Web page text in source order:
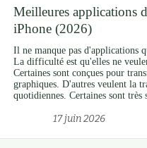
Meilleures applications
iPhone (2026)
Il ne manque pas d'applications
La difficulté est qu'elles ne
Certaines sont conçues pour
graphiques. D'autres veulent la
quotidiennes. Certaines sont très
17 juin 2026